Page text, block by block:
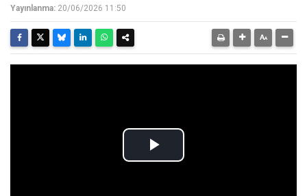
Yayınlanma: 20/06/2026 11:50